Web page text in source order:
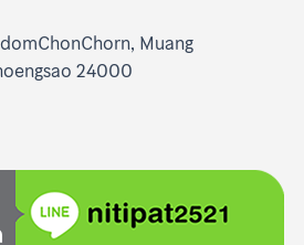
Muang
24000